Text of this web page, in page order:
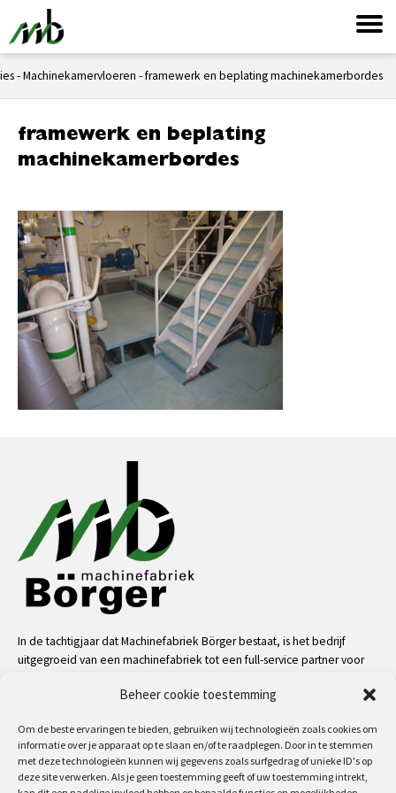
Beheer cookie toestemming
Om de beste ervaringen te bieden, gebruiken wij technologieën zoals cookies om
informatie over je apparaat op te slaan en/of te raadplegen. Door in te stemmen
met deze technologieën kunnen wij gegevens zoals surfgedrag of unieke ID's op
deze site verwerken. Als je geen toestemming geeft of uw toestemming intrekt,
-Machinekamervloeren -framewerk en beplating machinekamerbordes
framewerk en beplating
machinekamerbordes
In de tachtigjaar dat Machinefabriek Börger bestaat, is het bedrijf
uitgegroeid van een machinefabriek tot een full-service partner voor
bijna alle uitdagingen aan op het gebied van service, machinale
meer